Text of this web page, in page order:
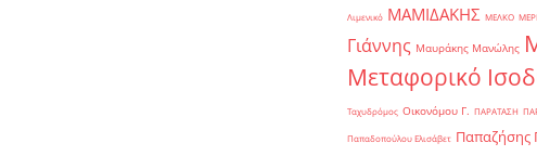
Λιμενικό ΜΑΜΙΔΑΚΗΣ ΜΕΛΚΟ
Γιάννης Μαυράκης Μανώλης
Μεταφορικό
Ταχυδρόμος Οικονόμου Γ. ΠΑΡΑΤΑΣΗ
Παπαδοπούλου Ελισάβετ Παπαζήσης